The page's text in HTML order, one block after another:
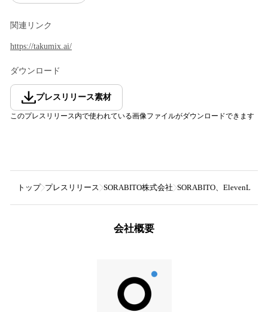
関連リンク
https://takumix.ai/
ダウンロード
プレスリリース素材
このプレスリリース内で使われている画像ファイルがダウンロードできます
トップ プレスリリース SORABITO株式会社 SORABITO、
会社概要